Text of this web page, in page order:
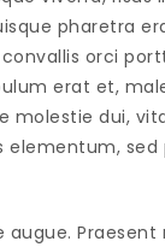
pharetra
orci
erat et,
molestie dui,
sed